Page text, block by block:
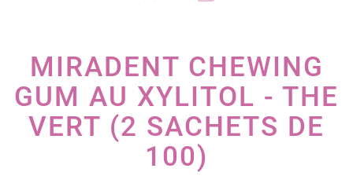
MIRADENT CHEWING
GUM AU XYLITOL - THE
VERT (2 SACHETS DE
100)